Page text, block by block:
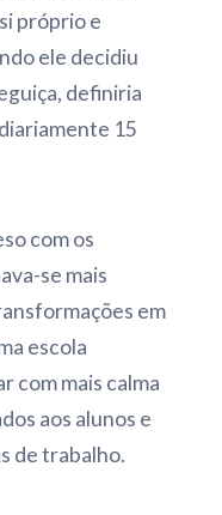
próprio e
ele decidiu
definiria
15
com os
se mais
em
escola
com mais calma
aos alunos e
de trabalho.